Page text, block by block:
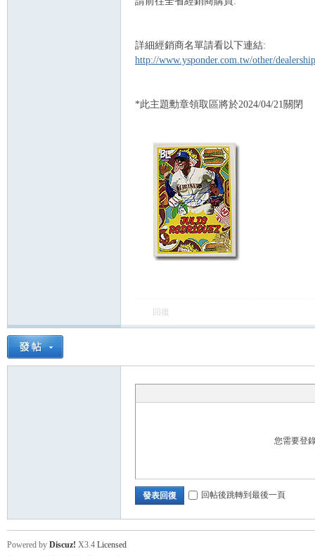
星
詳細經銷商名單請看以下連結:
http://www.ysponder.com.tw/other/
*此主題勳章領取區將於2024/04/21關閉
回復
您需要登
發表回復 回帖後跳轉到最後一頁
Powered by Discuz! X3.4 Licensed